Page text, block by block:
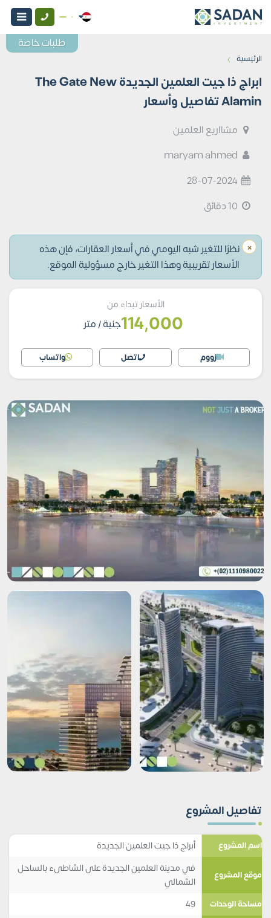
الرئيسية ›
ابراج ذا جيت العلمين الجديدة The Gate New
Alamin تفاصيل وأسعار
مشااريع العلمين
28-07-2024
× نظرًا للتغير شبه اليومي في أسعار العقارات، فإن هذه
الأسعار تقريبية وهذا التغير خارج مسؤولية الموقع.
الأسعار تبداء من
114,000جنية/ متر
زووم اتصل واتساب
تفاصيل المشروع
اسم المشروع أبراج ذا جيت العلمين الجديدة
موقع المشروع
في مدينة العلمين الجديدة على الشاطىء بالساحل
الشمالي
مساحة الوحدات 49
طلبات خاصة